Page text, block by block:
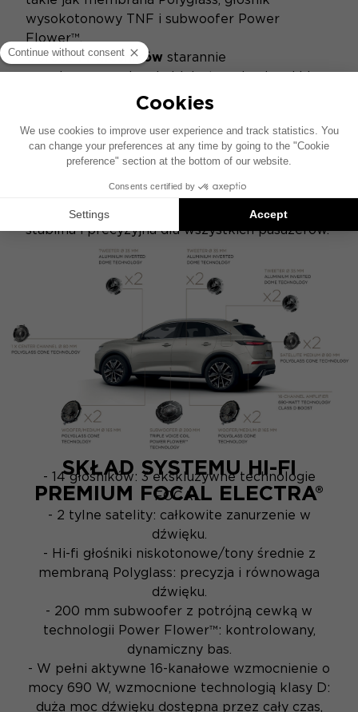
wysokotonowy TNF i subwoofer Power
Flower™.
Oprócz14 głośników starannie
rozmieszczonych w kabinie, to najwyższej klasy
rozwiązanie akustyczne posiada
aktywne 16-kanałowe wzmocnienie
szczegółowy,potężny dźwięk zapewniający
czyste wrażenia słuchowe.
Dzięki specjalnej obróbce dźwięku i
zastosowaniu dwudrożnych tylnych kanałów
satelitarnych, scena dźwiękowa jest otaczająca,
stabilna i precyzyjna dla wszystkich pasażerów.
ARCHITEKTURA AKUSTYCZNA
SKŁAD SYSTEMU HI-FI
PREMIUM FOCAL ELECTRA®
- 14 głośników: 3 ekskluzywne technologie
FOCAL.
- 2 tylne satelity: całkowite zanurzenie w
dźwięku.
- Hi-fi głośniki niskotonowe/tony średnie z
membraną Polyglass: precyzja i równowaga
dźwięku.
- 200 mm subwoofer z potrójną cewką w
technologii Power Flower™: kontrolowany,
dynamiczny bas.
- W pełni aktywne 16-kanałowe wzmocnienie o
mocy 690 W, wzmocnione technologią klasy D:
duża moc dźwięku dostępna przez cały czas,